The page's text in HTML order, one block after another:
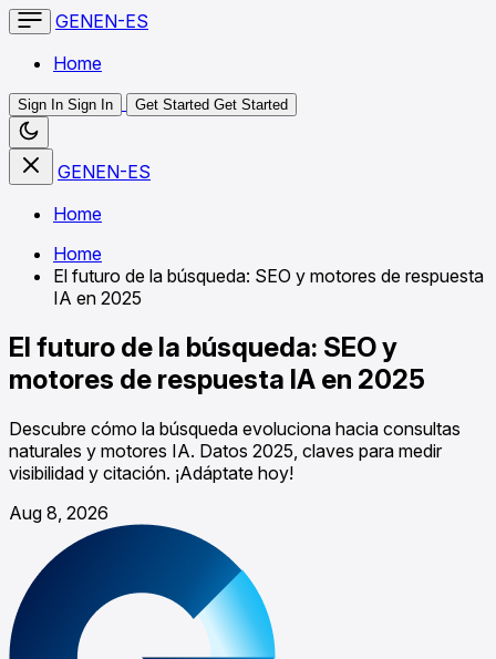
GENEN-ES
Home
Sign In Sign In Get Started Get Started
GENEN-ES
Home
Home
El futuro de la búsqueda: SEO y motores de respuesta
IA en 2025
El futuro de la búsqueda: SEO y
motores de respuesta IA en 2025
Descubre cómo la búsqueda evoluciona hacia consultas
naturales y motores IA. Datos 2025, claves para medir
visibilidad y citación. ¡Adáptate hoy!
Aug 8, 2026